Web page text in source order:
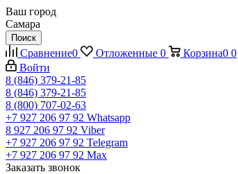
Ваш город
Самара
Поиск
Сравнение0 Отложенные 0 Корзина0 0
Войти
8 (846) 379-21-85
8 (846) 379-21-85
8 (800) 707-02-63
+7 927 206 97 92 Whatsapp
8 927 206 97 92 Viber
+7 927 206 97 92 Telegram
+7 927 206 97 92 Max
Заказать звонок